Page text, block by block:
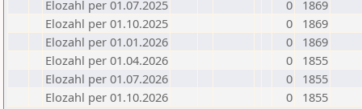
Elozahl per 01.07.2025
0
1869
Elozahl per 01.10.2025
0
1869
Elozahl per 01.01.2026
0
1869
Elozahl per 01.04.2026
0
1855
Elozahl per 01.07.2026
0
1855
Elozahl per 01.10.2026
0 1855